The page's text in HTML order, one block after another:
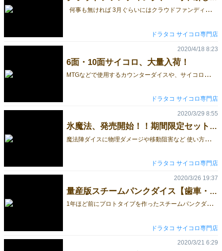
何事も無ければ 3月ぐらいにはクラウドファンディング第１弾を開始する予定でした… ◆クラウドファンディングを予定しているサイコロ（一例） 1.既に発売済み「魔法陣ダイス」の新色 発売済みの魔法陣ダイスはこちら 2.新デザイン。妖怪をイメージしたサイコロ 公開を半年近く待っている妖怪サイコロ。 物凄く公開したいのですが詳細はプロジェクト開始まで秘密です。 新型コロナウイルスによる国際配送網の超激減により、 小さな包装物の受付けが一時停止となっているため、 『商品が完成してもお届けする丁度良い方法が無く』、ファンディングは一時中断となっています。 再開は国際配送網が復活次第となりますが何時になるのかは不明です・・・。 国際配送網が回復したら再開いたしますので、今しばらくお待ちください！！ ドラタコ サイコロ専門店
ドラタコ サイコロ専門店
6面・10面サイコロ、大量入荷！
M
TGなどで使用するカウンターダイスや、サイコロの中にラメや花などが入ったオシャレなサイコロを多数、入荷しました！ ◆ギャザリング等で使用するカウンターダイス ◆新入荷の6面・10面サイコロはこちら 種類が多いので、画像をベターーーっと貼り付けました。のんびりご覧ください。＾＾ さらに、種類を分けていたら同じ種類が数十個単位でダブっていたので ダブリ分を詰め合わせた謎袋をご用意しました。 限定12袋◆謎袋第2弾6面サイコロ詰め合わせ 2020年4月 ドラタコ
2020/4/18 8:23
ドラタコ サイコロ専門店
氷魔法、発売開始！！期間限定セットも。
魔
法陣ダイスに物理ダメージや移動阻害など 使い方次第でゲームの幅が広がる「氷魔法」追加されました。 ◆魔法陣ダイス5個セット【氷魔法・光魔法】蓄光6面サイコロ ◆魔法陣ダイス【氷魔法】蓄光6面サイコロ さらに お絵かき用のブラックライトが付いた脅威の３２４個セット。 ※４月末までの限定販売となります。 ◆魔法陣ダイス お絵かき３２４個セット【氷魔法】蓄光6面サイコロ [embed]https://youtu.be/7u5cQhiibxE[/embed] 魔法使い職のプレイヤーにおススメ。 魔法陣ダイスはこちら ドラタコ
2020/3/29 8:55
ドラタコ サイコロ専門店
量産版スチームパンクダイス【歯車・キャラメル】6面フルカスタム
1
年ほど前にプロトタイプを作ったスチームパンクダイスの量産版が到着！！ プロトタイプに少し調整が入ってこんな感じになりました。 プロトタイプとの大きな違いはピプスの配置と数字の「６」。 各面の隅にあるピプスはご覧の通りの変更ですが、 数字の「６」は後日発売となる10面ダイスの「９」との違いをつけるため、 書き順を元に歯車を前面にもって来ました。 （「９」はプロトタイプと同じ「歯車が背面」となります。） スチームパンクの世界観に合わせて 歯車と機械部品で出目を表したWデザインのスチームパンクダイスはこちらから ◆スチームパンクダイス【歯車・キャラメル】6面フルカスタム 単品サイコロ ドラタコ
2020/3/26 19:37
ドラタコ サイコロ専門店
2020/3/21 6:29